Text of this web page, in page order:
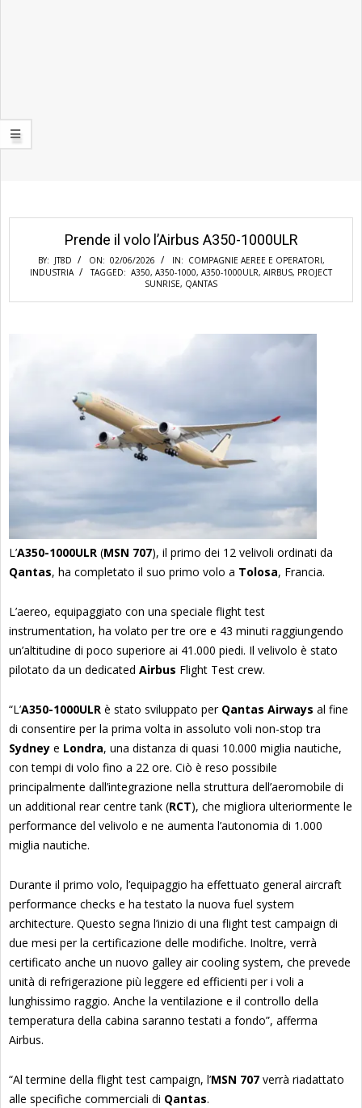
Prende il volo l’Airbus A350-1000ULR
BY: JT8D ON: 02/06/2026 IN: COMPAGNIE AEREE E OPERATORI,
INDUSTRIA
TAGGED: A350, A350-1000, A350-1000ULR, AIRBUS, PROJECT
SUNRISE, QANTAS
L’A350-1000ULR (MSN 707), il primo dei 12 velivoli ordinati da
Qantas, ha completato il suo primo volo a Tolosa, Francia.
L’aereo, equipaggiato con una speciale flight test
instrumentation, ha volato per tre ore e 43 minuti raggiungendo
un’altitudine di poco superiore ai 41.000 piedi. Il velivolo è stato
pilotato da un dedicated Airbus Flight Test crew.
“L’A350-1000ULR è stato sviluppato per Qantas Airways al fine
di consentire per la prima volta in assoluto voli non-stop tra
Sydney e Londra, una distanza di quasi 10.000 miglia nautiche,
con tempi di volo fino a 22 ore. Ciò è reso possibile
principalmente dall’integrazione nella struttura dell’aeromobile di
un additional rear centre tank (RCT), che migliora ulteriormente le
performance del velivolo e ne aumenta l’autonomia di 1.000
miglia nautiche.
Durante il primo volo, l’equipaggio ha effettuato general aircraft
performance checks e ha testato la nuova fuel system
architecture. Questo segna l’inizio di una flight test campaign di
due mesi per la certificazione delle modifiche. Inoltre, verrà
certificato anche un nuovo galley air cooling system, che prevede
unità di refrigerazione più leggere ed efficienti per i voli a
lunghissimo raggio. Anche la ventilazione e il controllo della
temperatura della cabina saranno testati a fondo”, afferma
Airbus.
“Al termine della flight test campaign, l’MSN 707 verrà riadattato
alle specifiche commerciali di Qantas.